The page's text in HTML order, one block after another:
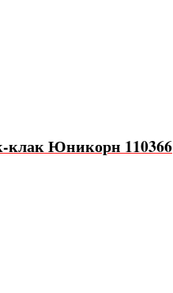
клак Юникорн 110366